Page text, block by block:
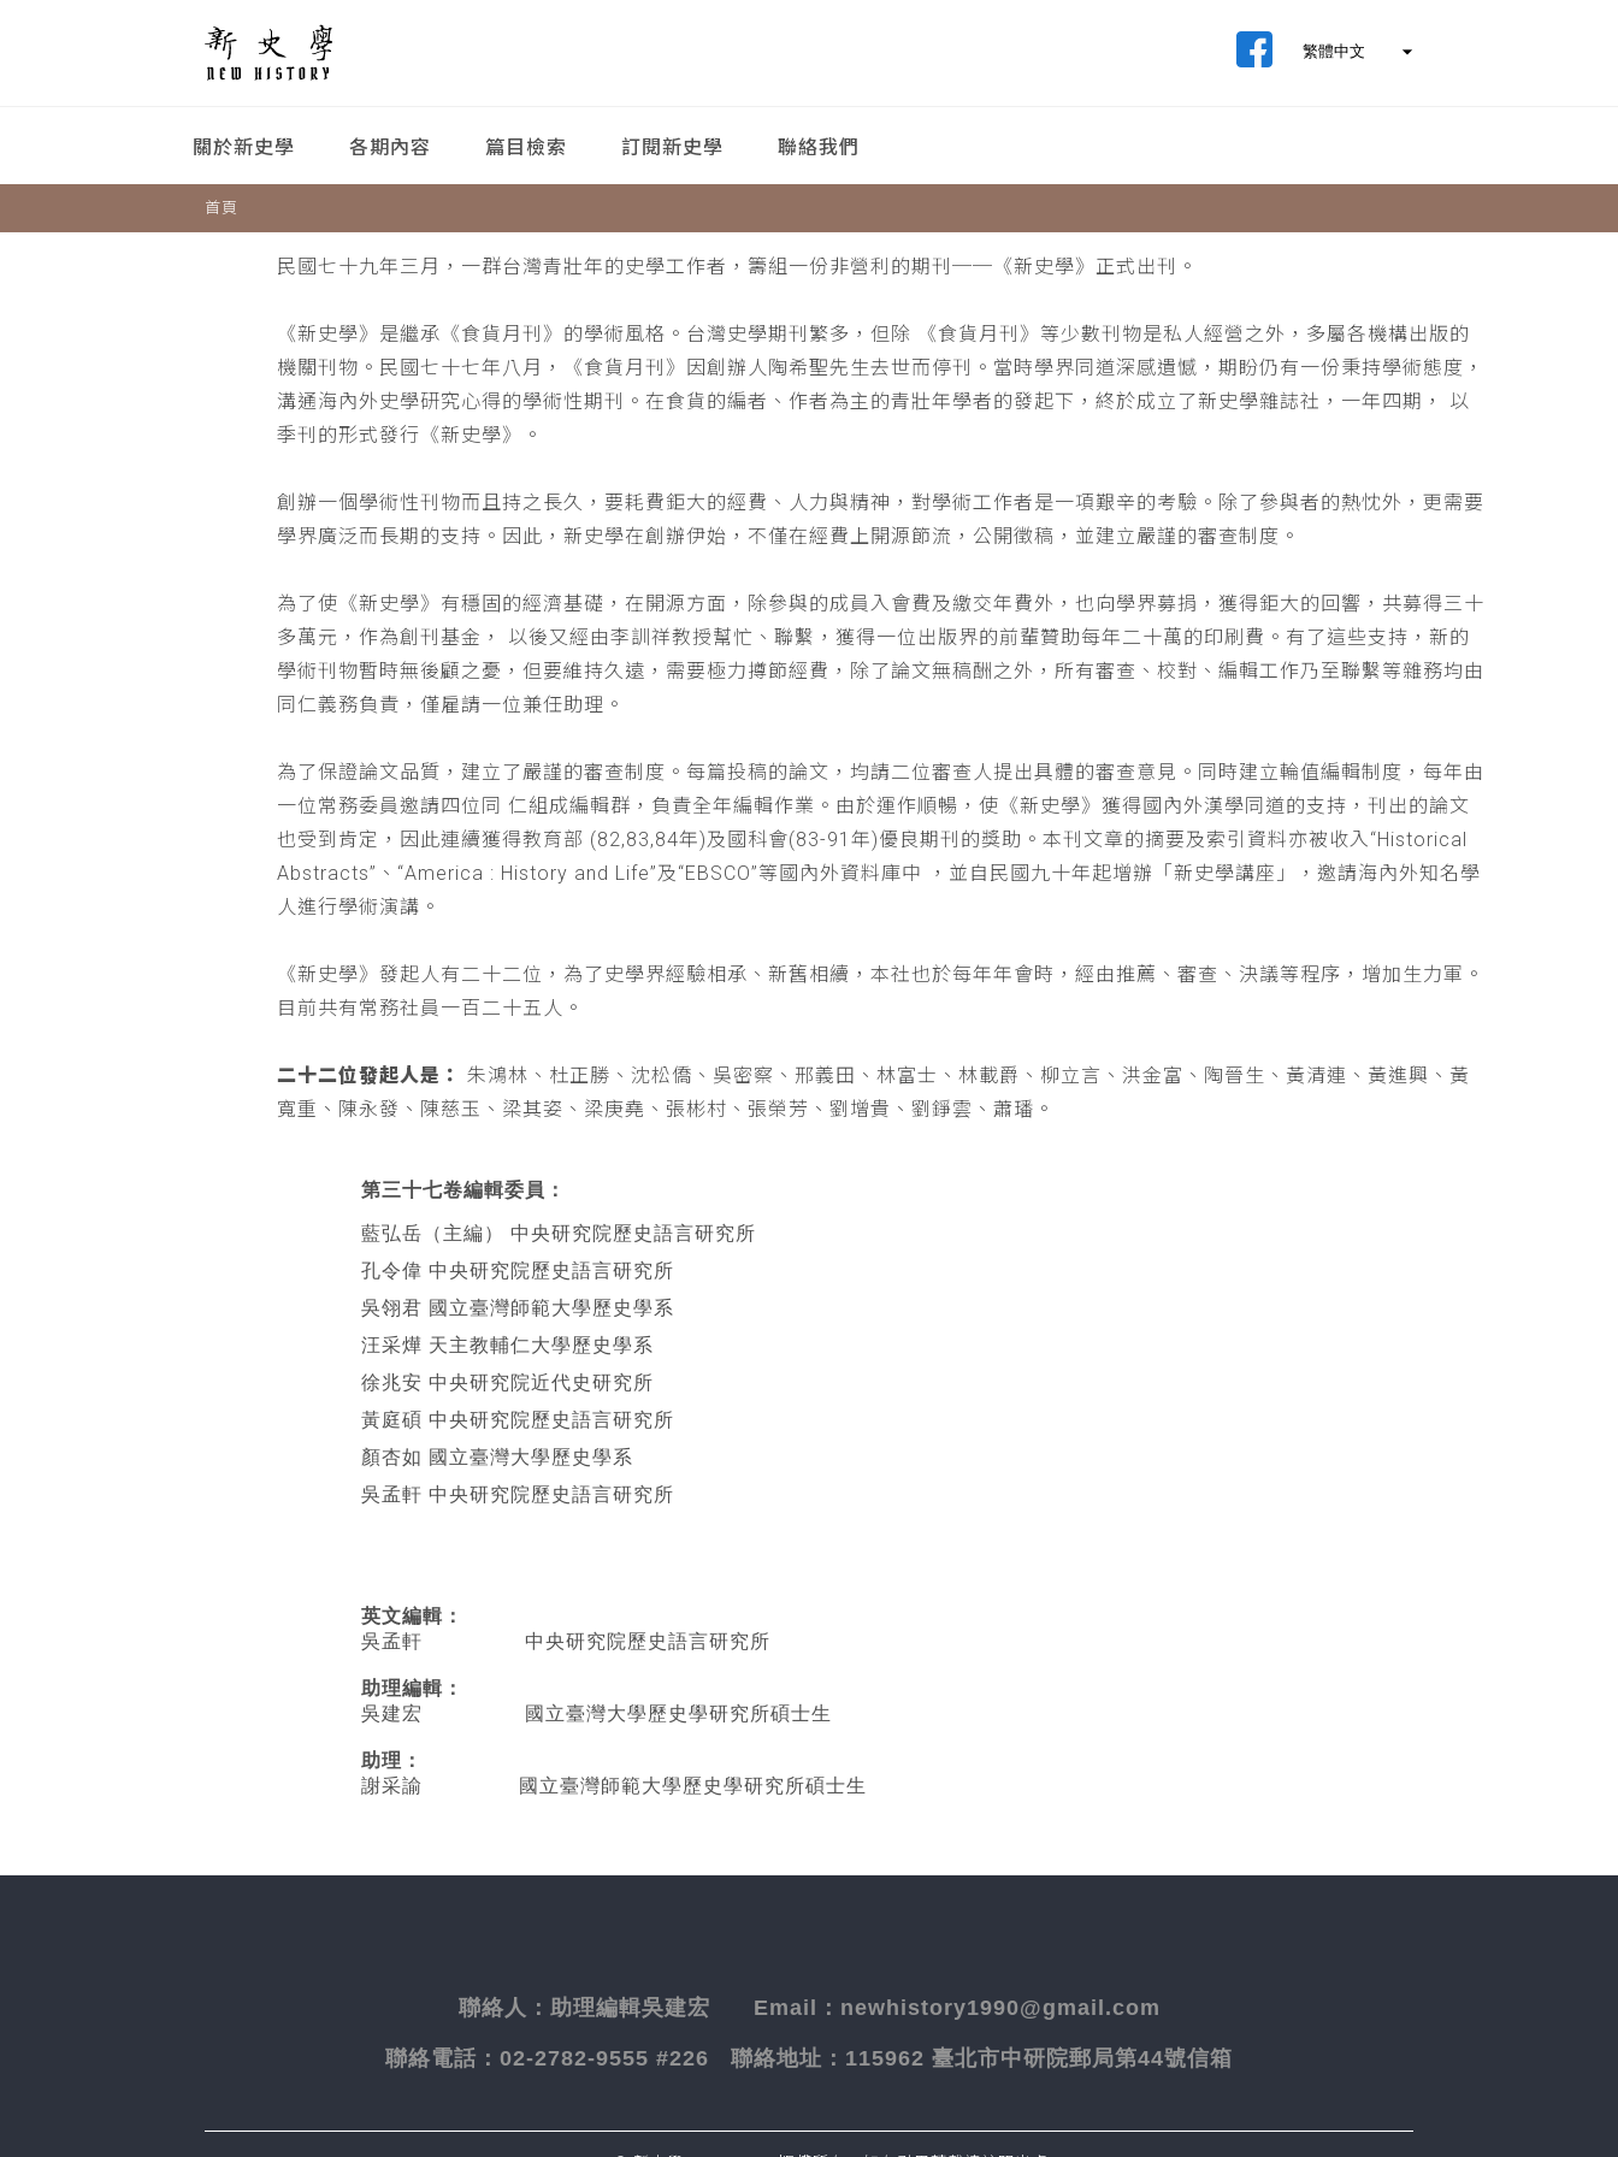
關於新史學 各期內容 篇目檢索 訂閱新史學 聯絡我們
首頁
民國七十九年三月，一群台灣青壯年的史學工作者，籌組一份非營利的期刊──《新史學》正式出刊。
《新史學》是繼承《食貨月刊》的學術風格。台灣史學期刊繁多，但除 《食貨月刊》等少數刊物是私人經營之外，多屬各機構出版的
機關刊物。民國七十七年八月，《食貨月刊》因創辦人陶希聖先生去世而停刊。當時學界同道深感遺憾，期盼仍有一份秉持學術態度，
溝通海內外史學研究心得的學術性期刊。在食貨的編者、作者為主的青壯年學者的發起下，終於成立了新史學雜誌社，一年四期， 以
季刊的形式發行《新史學》。
創辦一個學術性刊物而且持之長久，要耗費鉅大的經費、人力與精神，對學術工作者是一項艱辛的考驗。除了參與者的熱忱外，更需要
學界廣泛而長期的支持。因此，新史學在創辦伊始，不僅在經費上開源節流，公開徵稿，並建立嚴謹的審查制度。
為了使《新史學》有穩固的經濟基礎，在開源方面，除參與的成員入會費及繳交年費外，也向學界募捐，獲得鉅大的回響，共募得三十
多萬元，作為創刊基金， 以後又經由李訓祥教授幫忙、聯繫，獲得一位出版界的前輩贊助每年二十萬的印刷費。有了這些支持，新的
學術刊物暫時無後顧之憂，但要維持久遠，需要極力撙節經費，除了論文無稿酬之外，所有審查、校對、編輯工作乃至聯繫等雜務均由
同仁義務負責，僅雇請一位兼任助理。
為了保證論文品質，建立了嚴謹的審查制度。每篇投稿的論文，均請二位審查人提出具體的審查意見。同時建立輪值編輯制度，每年由
一位常務委員邀請四位同 仁組成編輯群，負責全年編輯作業。由於運作順暢，使《新史學》獲得國內外漢學同道的支持，刊出的論文
也受到肯定，因此連續獲得教育部 (82,83,84年)及國科會(83-91年)優良期刊的獎助。本刊文章的摘要及索引資料亦被收入“Historical
Abstracts”、“America : History and Life”及“EBSCO”等國內外資料庫中 ，並自民國九十年起增辦「新史學講座」，邀請海內外知名學
人進行學術演講。
《新史學》發起人有二十二位，為了史學界經驗相承、新舊相續，本社也於每年年會時，經由推薦、審查、決議等程序，增加生力軍。
目前共有常務社員一百二十五人。
二十二位發起人是：
朱鴻林、杜正勝、沈松僑、吳密察、邢義田、林富士、林載爵、柳立言、洪金富、陶晉生、黃清連、黃進興、黃
寬重、陳永發、陳慈玉、梁其姿、梁庚堯、張彬村、張榮芳、劉增貴、劉錚雲、蕭璠。
第三十七卷編輯委員：
藍弘岳（主編） 中央研究院歷史語言研究所
孔令偉 中央研究院歷史語言研究所
吳翎君 國立臺灣師範大學歷史學系
汪采燁 天主教輔仁大學歷史學系
徐兆安 中央研究院近代史研究所
黃庭碩 中央研究院歷史語言研究所
顏杏如 國立臺灣大學歷史學系
吳孟軒 中央研究院歷史語言研究所
英文編輯 ：
吳孟軒 中央研究院歷史語言研究所
助理編輯：
吳建宏 國立臺灣大學歷史學研究所碩士生
助理：
謝采諭
國立臺灣師範大學歷史學研究所碩士生
聯絡人： 助理編輯吳建宏 Email：newhistory1990@gmail.com
聯絡電話： 02-2782-9555 #226 聯絡地址： 115962 臺北市中研院郵局第44號信箱